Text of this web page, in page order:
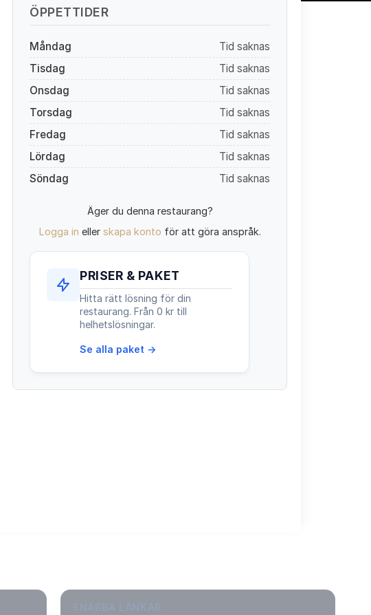
ÖPPETTIDER
Måndag
Tid saknas
Tisdag
Tid saknas
Onsdag
Tid saknas
Torsdag
Tid saknas
Fredag
Tid saknas
Lördag
Tid saknas
Söndag
Tid saknas
Äger du denna restaurang?
Logga in eller skapa konto för att göra anspråk.
PRISER & PAKET
Hitta rätt lösning för din
restaurang. Från 0 kr till
helhetslösningar.
Se alla paket →